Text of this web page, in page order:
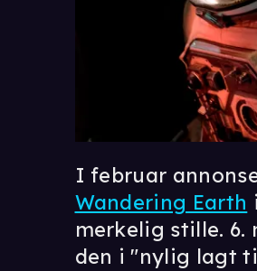
I februar
Wandering Earth
merkelig stille. 6.
den i "nylig lagt